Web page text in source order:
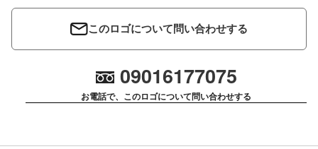
このロゴについて問い合わせする
09016177075
お電話で、このロゴについて問い合わせする